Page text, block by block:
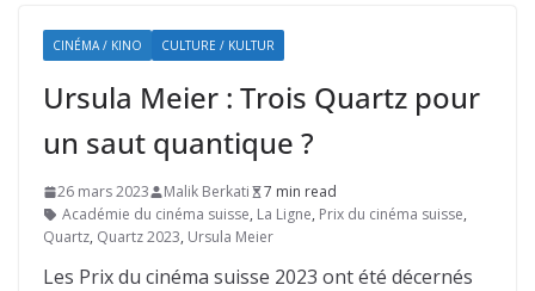
CINÉMA / KINO CULTURE / KULTUR
Ursula Meier : Trois Quartz pour
un saut quantique ?
26 mars 2023 Malik Berkati
7 min read
Académie du cinéma suisse, La Ligne, Prix du cinéma suisse,
Quartz, Quartz 2023, Ursula Meier
Les Prix du cinéma suisse 2023 ont été décernés